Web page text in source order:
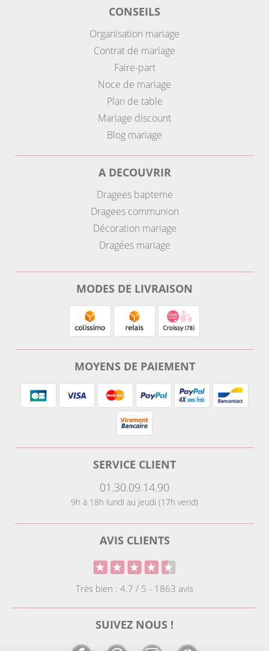
CONSEILS
Organisation mariage
Contrat de mariage
Faire-part
Noce de mariage
Plan de table
Mariage discount
Blog mariage
A DECOUVRIR
Dragees bapteme
Dragees communion
Décoration mariage
Dragées mariage
MODES DE LIVRAISON
MOYENS DE PAIEMENT
SERVICE CLIENT
01.30.09.14.90
9h à 18h lundi au jeudi (17h vend)
AVIS CLIENTS
Très bien : 4.7 / 5 - 1863 avis
SUIVEZ NOUS !